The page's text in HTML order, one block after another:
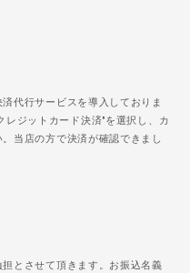
代行サービスを導入しておりま
レジットカード決済"を選択し、カ
当店の方で決済が確認できまし
とさせて頂きます。お振込名義